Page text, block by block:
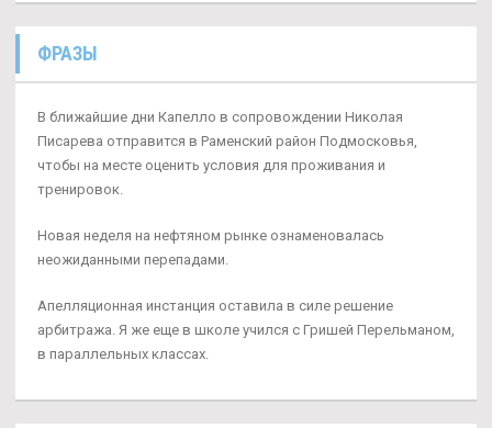
ФРАЗЫ
В ближайшие дни Капелло в сопровождении Николая
Писарева отправится в Раменский район Подмосковья,
чтобы на месте оценить условия для проживания и
тренировок.
Новая неделя на нефтяном рынке ознаменовалась
неожиданными перепадами.
Апелляционная инстанция оставила в силе решение
арбитража. Я же еще в школе учился с Гришей Перельманом,
в параллельных классах.